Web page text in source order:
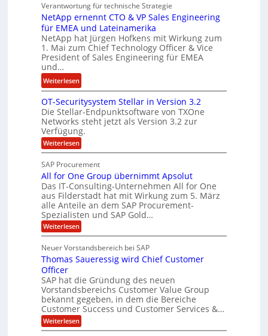
e
i
n
e
ö
s
u
n
g
r
d
F
n
a
n
z
c
h
e
e
i
F
S
n
g
n
e
e
r
i
n
g
-
S
p
e
z
i
a
l
i
s
t
J
u
i
a
H
u
b
Verantwortung für technische Strategie
NetApp ernennt CTO & VP Sales Engineering
für EMEA und Lateinamerika
NetApp hat Jürgen Hofkens mit Wirkung zum
1. Mai zum Chief Technology Officer & Vice
President of Sales Engineering für EMEA
und…
Weiterlesen:
N
e
t
A
p
p
n
e
n
n
t
C
T
O
V
P
S
a
l
OT-Securitysystem Stellar in Version 3.2
Die Stellar-Endpunktsoftware von TXOne
Networks steht jetzt als Version 3.2 zur
Verfügung.
Weiterlesen:
O
-
S
e
c
u
r
i
t
y
y
s
e
m
S
t
e
l
l
SAP Procurement
All for One Group übernimmt Apsolut
Das IT-Consulting-Unternehmen All for One
aus Filderstadt hat mit Wirkung zum 5. März
alle Anteile an dem SAP Procurement-
Spezialisten und SAP Gold…
Weiterlesen:
A
l
f
r
O
n
e
G
r
o
Neuer Vorstandsbereich bei SAP
Thomas Saueressig wird Chief Customer
Officer
SAP hat die Gründung des neuen
Vorstandsbereichs Customer Value Group
bekannt gegeben, in dem die Bereiche
Customer Success und Customer Services &…
Weiterlesen:
T